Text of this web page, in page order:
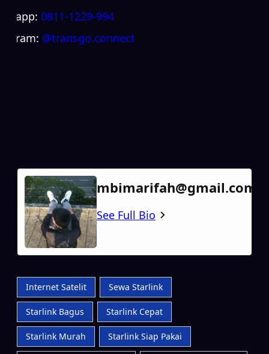
0811-1229-994
@transgo.connect
mbimarifah@gmail.com
See Full Bio
Internet Satelit Sewa Starlink
Starlink Bagus Starlink Cepat
Starlink Murah Starlink Siap Pakai